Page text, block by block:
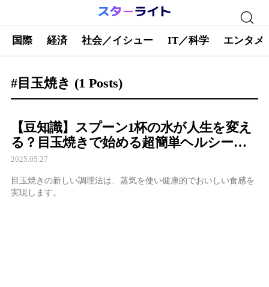
国際 経済 社会／イシュー IT／科学 エンタメ
#目玉焼き (1 Posts)
【豆知識】スプーン1杯の水が人生を変え
る？目玉焼きで始める超簡単ヘルシー生
活術
2025.05.27
目玉焼きの新しい調理法は、蒸気を使い健康的でおいしい食感を
実現します。